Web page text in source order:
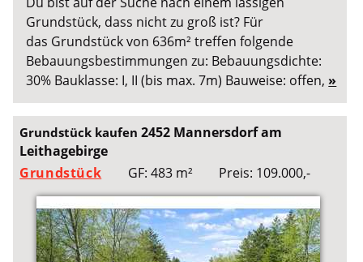
Grundstück, dass nicht zu groß ist? Für
das Grundstück von 636m² treffen folgende
Bebauungsbestimmungen zu: Bebauungsdichte:
30% Bauklasse: I, II (bis max. 7m) Bauweise: offen, »
Grundstück kaufen2452 Mannersdorf am
Leithagebirge
Grundstück
GF: 483 m² Preis: 109.000,-